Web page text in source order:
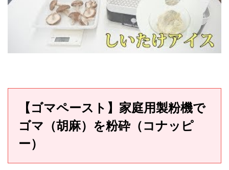
【ゴマペースト】家庭用製粉機で
ゴマ（胡麻）を粉砕（コナッピ
ー）